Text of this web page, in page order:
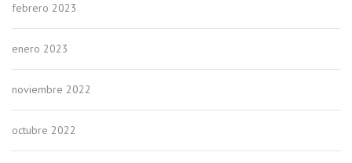
febrero 2023
enero 2023
noviembre 2022
octubre 2022